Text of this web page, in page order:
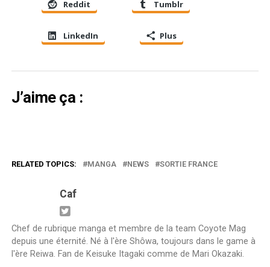
Reddit Tumblr
LinkedIn Plus
J’aime ça :
RELATED TOPICS: MANGA NEWS SORTIE FRANCE
Caf
Chef de rubrique manga et membre de la team Coyote Mag
depuis une éternité. Né à l'ère Shôwa, toujours dans le game à
l'ère Reiwa. Fan de Keisuke Itagaki comme de Mari Okazaki.